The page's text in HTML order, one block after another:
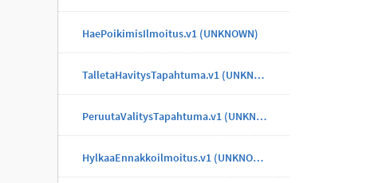
HaePoikimisIlmoitus.v1 (UNKNOWN)
TalletaHavitysTapahtuma.v1 (UNKNOWN)
PeruutaValitysTapahtuma.v1 (UNKNOWN)
HylkaaEnnakkoilmoitus.v1 (UNKNOWN)